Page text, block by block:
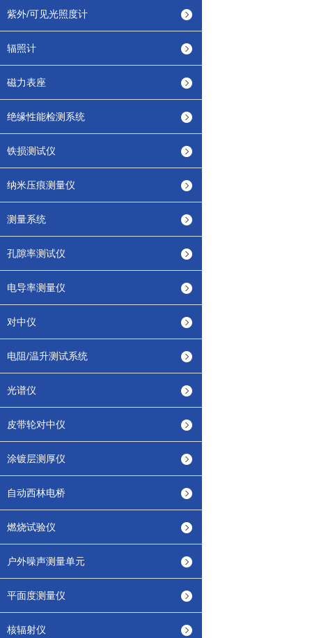
紫外/可见光照度计
辐照计
磁力表座
绝缘性能检测系统
铁损测试仪
纳米压痕测量仪
测量系统
孔隙率测试仪
电导率测量仪
对中仪
电阻/温升测试系统
光谱仪
皮带轮对中仪
涂镀层测厚仪
自动西林电桥
燃烧试验仪
户外噪声测量单元
平面度测量仪
核辐射仪